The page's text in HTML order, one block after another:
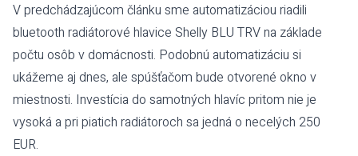
Vpredchádzajúcom článku sme automatizáciou riadili
bluetooth radiátorové hlavice Shelly BLU TRV na základe
počtu osôb v domácnosti. Podobnú automatizáciu si
ukážeme aj dnes, ale spúšťačom bude otvorené okno v
miestnosti. Investícia do samotných hlavíc pritom nie je
vysoká a pri piatich radiátoroch sa jedná o necelých 250
EUR.